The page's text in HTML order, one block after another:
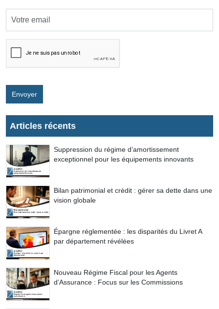
Envoyer
Articles récents
Suppression du régime d’amortissement
exceptionnel pour les équipements innovants
Bilan patrimonial et crédit : gérer sa dette dans une
vision globale
Épargne réglementée : les disparités du Livret A
par département révélées
Nouveau Régime Fiscal pour les Agents
d’Assurance : Focus sur les Commissions